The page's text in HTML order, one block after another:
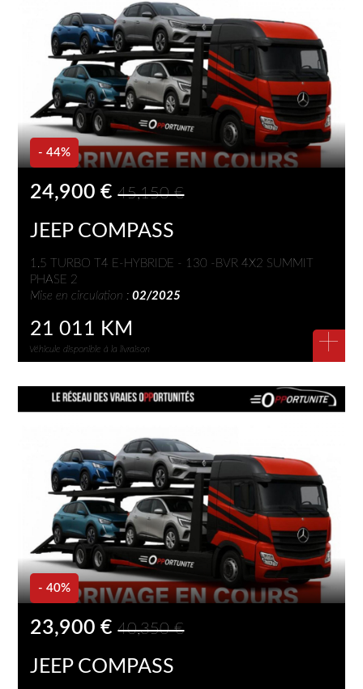
- 44%
24,900 € 45,150 €
JEEP COMPASS
1.5 TURBO T4 E-HYBRIDE - 130 -BVR 4X2 SUMMIT
PHASE 2
Mise en circulation :02/2025
21 011 KM
Véhicule disponible à la livraison +
- 40%
23,900 € 40,350 €
JEEP COMPASS